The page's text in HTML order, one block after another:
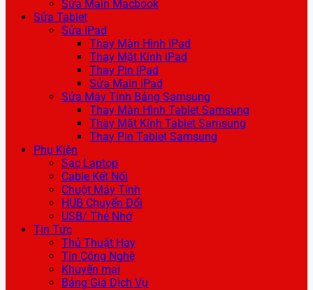
Sửa Main Macbook
Sửa Tablet
Sửa iPad
Thay Màn Hình iPad
Thay Mặt Kính iPad
Thay Pin iPad
Sửa Main iPad
Sửa Máy Tính Bảng Samsung
Thay Màn Hình Tablet Samsung
Thay Mặt Kính Tablet Samsung
Thay Pin Tablet Samsung
Phụ Kiện
Sạc Laptop
Cable Kết Nối
Chuột Máy Tính
HUB Chuyển Đổi
USB/ Thẻ Nhớ
Tin Tức
Thủ Thuật Hay
Tin Công Nghệ
Khuyến mại
Bảng Giá Dịch Vụ